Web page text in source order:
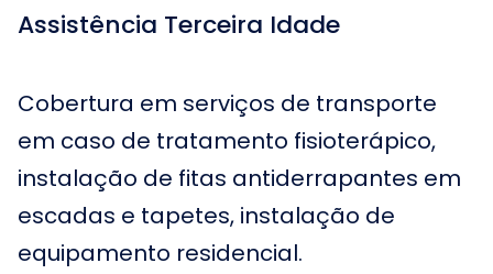
Assistência Terceira Idade
Cobertura em serviços de transporte
em caso de tratamento fisioterápico,
instalação de fitas antiderrapantes em
escadas e tapetes, instalação de
equipamento residencial.